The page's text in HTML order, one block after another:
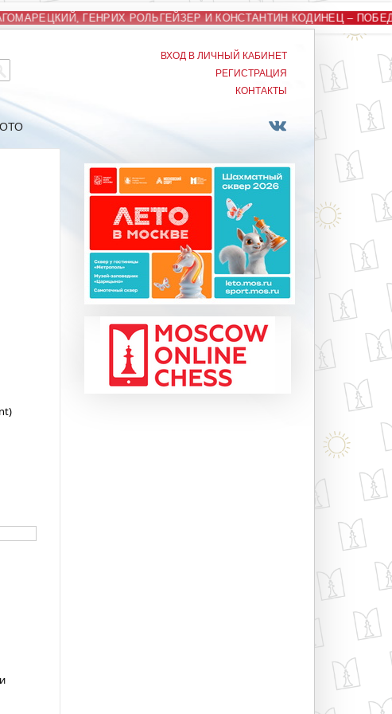
ГЕНРИХ РОЛЬГЕЙЗЕР И КОНСТАНТИН КОДИНЕЦ –
ВХОД В ЛИЧНЫЙ КАБИНЕТ
РЕГИСТРАЦИЯ
КОНТАКТЫ